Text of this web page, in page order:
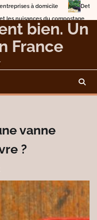
Detox Body en 7 jours avec
bien. Un
France
vanne
?